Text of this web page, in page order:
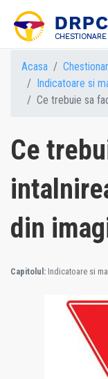
Acasa
Indicatoare si
Ce trebuie sa
Ce
din
Capitolul: Indicatoare si